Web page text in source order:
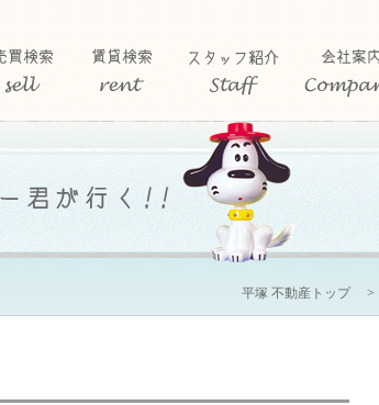
平塚 不動産トップ